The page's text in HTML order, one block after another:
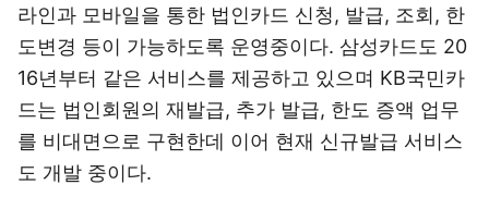
라인과 모바일을 통한 법인카드 신청, 발급, 조회, 한
도변경 등이 가능하도록 운영중이다. 삼성카드도 20
16년부터 같은 서비스를 제공하고 있으며 KB국민카
드는 법인회원의 재발급, 추가 발급, 한도 증액 업무
를 비대면으로 구현한데 이어 현재 신규발급 서비스
도 개발 중이다.